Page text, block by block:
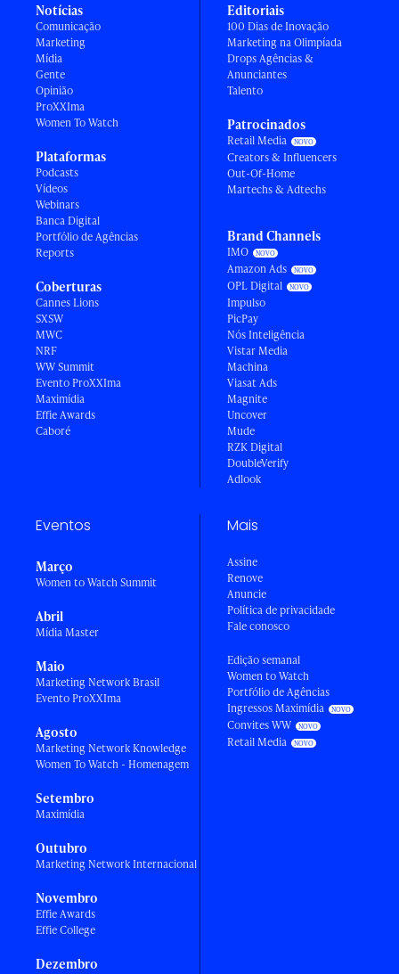
Notícias
Comunicação
Marketing
Mídia
Gente
Opinião
ProXXIma
Women To Watch
Plataformas
Podcasts
Vídeos
Webinars
Banca Digital
Portfólio de Agências
Reports
Coberturas
Cannes Lions
SXSW
MWC
NRF
WW Summit
Evento ProXXIma
Maximídia
Effie Awards
Caboré
Editoriais
100 Dias de Inovação
Marketing na Olimpíada
Drops Agências &
Anunciantes
Talento
Patrocinados
Retail Media
Creators & Influencers
Out-Of-Home
Martechs & Adtechs
Brand Channels
IMO
Amazon Ads
OPL Digital
Impulso
PicPay
Nós Inteligência
Vistar Media
Machina
Viasat Ads
Magnite
Uncover
Mude
RZK Digital
DoubleVerify
Adlook
Eventos
Março
Women to Watch Summit
Abril
Mídia Master
Maio
Marketing Network Brasil
Evento ProXXIma
Agosto
Marketing Network Knowledge
Women To Watch - Homenagem
Setembro
Maximídia
Outubro
Marketing Network Internacional
Novembro
Effie Awards
Effie College
Dezembro
Mais
Assine
Renove
Anuncie
Política de privacidade
Fale conosco
Edição semanal
Women to Watch
Portfólio de Agências
Ingressos Maximídia
Convites WW
Retail Media